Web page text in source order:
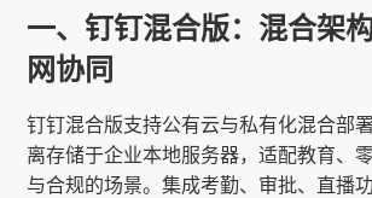
一、钉钉混合版：混合架
网协同
钉钉混合版支持公有云与私有化混合部
离存储于企业本地服务器，适配教育、
与合规的场景。集成考勤、审批、直播